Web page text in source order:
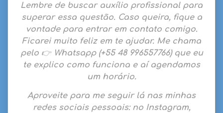
Lembre de buscar auxílio profissional para
superar essa questão. Caso queira, fique a
vontade para entrar em contato comigo.
Ficarei muito feliz em te ajudar. Me chama
pelo 👉 Whatsapp(+55 48 996557766)que eu
te explico como funciona e aí agendamos
um horário.
Aproveite para me seguir lá nas minhas
redes sociais pessoais: no Instagram,